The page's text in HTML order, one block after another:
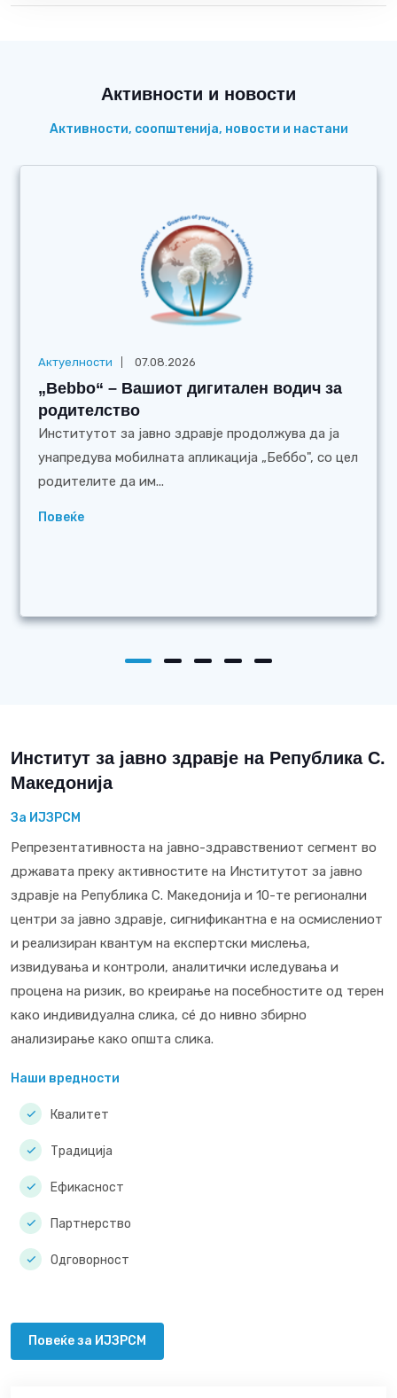
Активности и новости
Активности, соопштенија, новости и настани
Актуелности 07.08.2026
„Bebbo“ – Вашиот дигитален водич за
родителство
Институтот за јавно здравје продолжува да ја
унапредува мобилната апликација „Беббо", со цел
родителите да им...
Повеќе
Институт за јавно здравје на Република С.
Македонија
За ИЈЗРСМ
Репрезентативноста на јавно-здравствениот сегмент во
државата преку активностите на Институтот за јавно
здравје на Република С. Македонија и 10-те регионални
центри за јавно здравје, сигнификантна е на осмислениот
и реализиран квантум на експертски мислења,
извидувања и контроли, аналитички иследувања и
процена на ризик, во креирање на посебностите од терен
како индивидуална слика, сé до нивно збирно
анализирање како општа слика.
Наши вредности
Квалитет
Традиција
Ефикасност
Партнерство
Одговорност
Повеќе за ИЈЗРСМ